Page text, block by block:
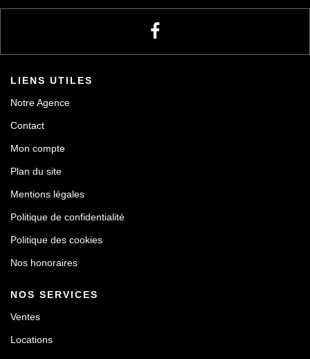
LIENS UTILES
Notre Agence
Contact
Mon compte
Plan du site
Mentions légales
Politique de confidentialité
Politique des cookies
Nos honoraires
NOS SERVICES
Ventes
Locations